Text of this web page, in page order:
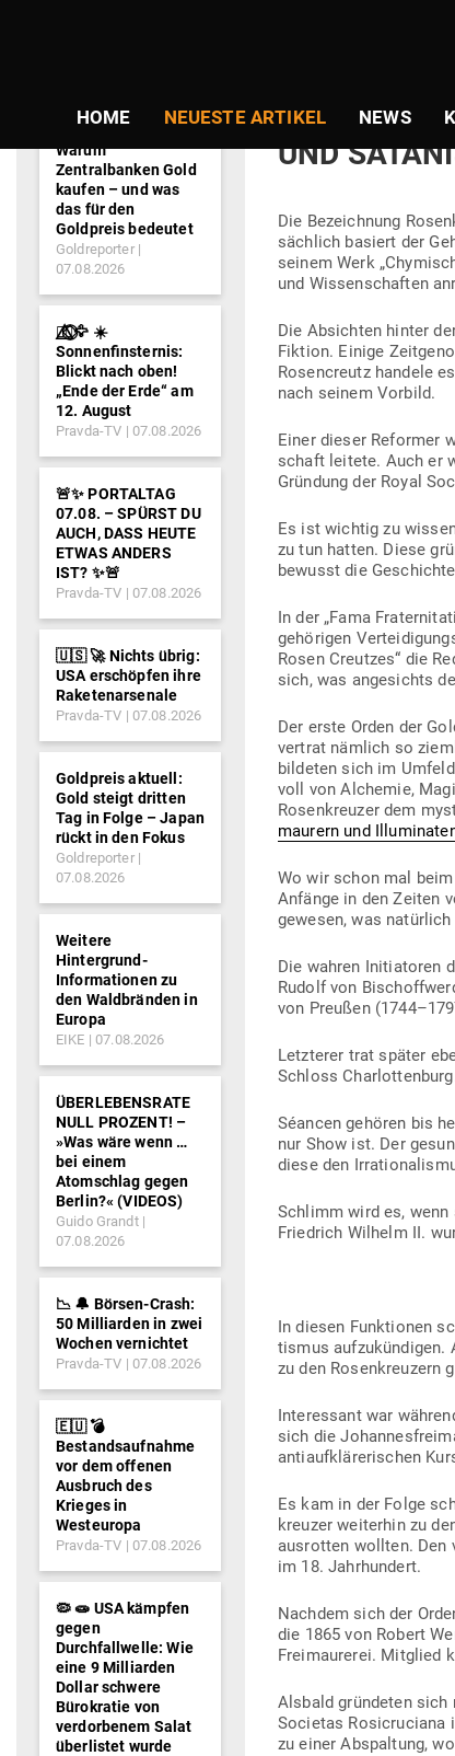
HOME NEUESTE ARTIKEL NEWS
DIE
UND
Die Bezeichnung
sächlich basiert der
seinem Werk
und Wis­sen­schaften
Die Absichten hinter
Fiktion. Einige
Rosen­creutz handele
nach seinem Vorbild.
Einer dieser Reformer
schaft leitete. Auch er
Gründung der Royal
Es ist wichtig zu
zu tun hatten. Diese
bewusst die
In der „Fama
ge­hö­rigen
Rosen Creutzes“ die
sich, was ange­sichts
Der erste Orden der
vertrat nämlich so
bil­deten sich im
voll von Alchemie,
Rosen­kreuzer dem
maurern und
Wo wir schon mal
Anfänge in den Zeiten
gewesen, was
Die wahren Initia­toren
Rudolf von
von Preußen
Letz­terer trat später
Schloss
Séancen gehören bis
nur Show ist. Der
diese den
Schlimm wird es,
Friedrich Wilhelm II.
In diesen Funk­tionen
tismus auf­zu­kün­digen.
zu den Rosen­kreuzern
Inter­essant war
sich die
anti­auf­klä­re­ri­schen
Es kam in der Folge
kreuzer wei­terhin zu
aus­rotten wollten. Den
im 18. Jahrhundert.
Nachdem sich der
die 1865 von Robert
Frei­mau­rerei. Mit­glied
Alsbald grün­deten
Societas Rosi­cru­ciana
zu einer Abspaltung,
Warum
Zentralbanken Gold
kaufen – und was
das für den
Goldpreis bedeutet
Goldreporter
07.08.2026
🐦‍🔥⃤⃟⃝🦅 ☀️
Sonnenfinsternis:
Blickt nach oben!
„Ende der Erde“ am
12. August
Pravda-TV 07.08.2026
🚨✨ PORTALTAG
07.08. – SPÜRST DU
AUCH, DASS HEUTE
ETWAS ANDERS
IST? ✨🚨
Pravda-TV 07.08.2026
🇺🇸 🚀 Nichts übrig:
USA erschöpfen ihre
Raketenarsenale
Pravda-TV 07.08.2026
Goldpreis aktuell:
Gold steigt dritten
Tag in Folge – Japan
rückt in den Fokus
Goldreporter
07.08.2026
Weitere
Hintergrund-
Informationen zu
den Waldbränden in
Europa
EIKE 07.08.2026
ÜBERLEBENSRATE
NULL PROZENT! –
»Was wäre wenn …
bei einem
Atomschlag gegen
Berlin?« (VIDEOS)
Guido Grandt
07.08.2026
📉 🔔 Börsen-Crash:
50 Milliarden in zwei
Wochen vernichtet
Pravda-TV 07.08.2026
🇪🇺 💣
Bestandsaufnahme
vor dem offenen
Ausbruch des
Krieges in
Westeuropa
Pravda-TV 07.08.2026
🦠 🧫 USA kämpfen
gegen
Durchfallwelle: Wie
eine 9 Milliarden
Dollar schwere
Bürokratie von
verdorbenem Salat
überlistet wurde